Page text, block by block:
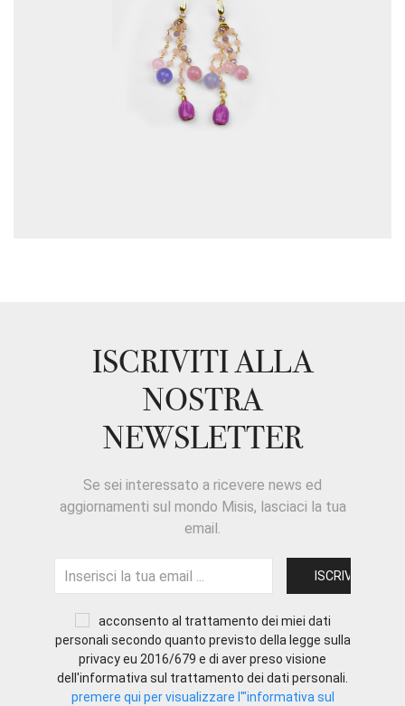
ISCRIVITI ALLA
NOSTRA
NEWSLETTER
Se sei interessato a ricevere news ed
aggiornamenti sul mondo Misis, lasciaci la tua
email.
acconsento al trattamento dei miei dati
personali secondo quanto previsto della legge sulla
privacy eu 2016/679 e di aver preso visione
dell'informativa sul trattamento dei dati personali.
premere qui per visualizzare l'"informativa sul